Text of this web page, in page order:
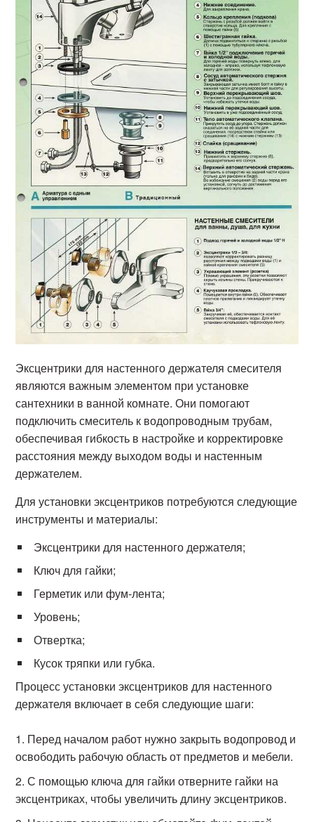
Эксцентрики для настенного держателя смесителя
являются важным элементом при установке
сантехники в ванной комнате. Они помогают
подключить смеситель к водопроводным трубам,
обеспечивая гибкость в настройке и корректировке
расстояния между выходом воды и настенным
держателем.
Для установки эксцентриков потребуются следующие
инструменты и материалы:
Эксцентрики для настенного держателя;
Ключ для гайки;
Герметик или фум-лента;
Уровень;
Отвертка;
Кусок тряпки или губка.
Процесс установки эксцентриков для настенного
держателя включает в себя следующие шаги:
Перед началом работ нужно закрыть водопровод и
освободить рабочую область от предметов и мебели.
С помощью ключа для гайки отверните гайки на
эксцентриках, чтобы увеличить длину эксцентриков.